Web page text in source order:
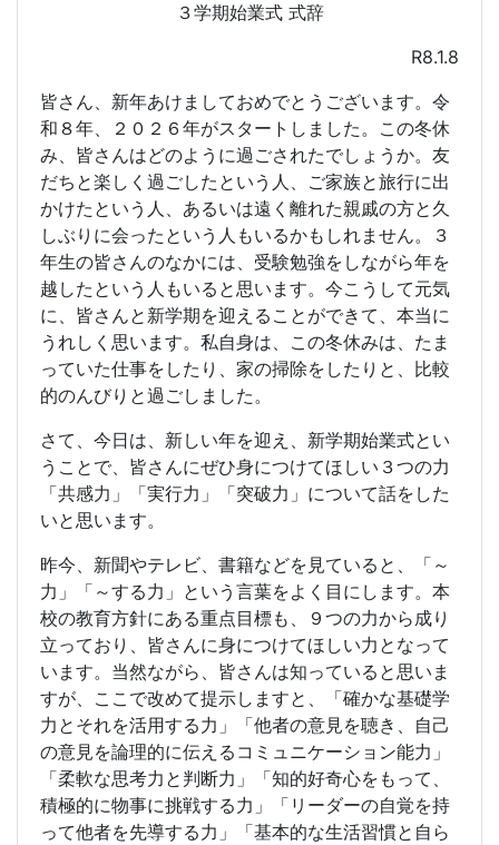
３学期始業式 式辞
R8.1.8
皆さん、新年あけましておめでとうございます。令
和８年、２０２６年がスタートしました。この冬休
み、皆さんはどのように過ごされたでしょうか。友
だちと楽しく過ごしたという人、ご家族と旅行に出
かけたという人、あるいは遠く離れた親戚の方と久
しぶりに会ったという人もいるかもしれません。３
年生の皆さんのなかには、受験勉強をしながら年を
越したという人もいると思います。今こうして元気
に、皆さんと新学期を迎えることができて、本当に
うれしく思います。私自身は、この冬休みは、たま
っていた仕事をしたり、家の掃除をしたりと、比較
的のんびりと過ごしました。
さて、今日は、新しい年を迎え、新学期始業式とい
うことで、皆さんにぜひ身につけてほしい３つの力
「共感力」「実行力」「突破力」について話をした
いと思います。
昨今、新聞やテレビ、書籍などを見ていると、「～
力」「～する力」という言葉をよく目にします。本
校の教育方針にある重点目標も、９つの力から成り
立っており、皆さんに身につけてほしい力となって
います。当然ながら、皆さんは知っていると思いま
すが、ここで改めて提示しますと、「確かな基礎学
力とそれを活用する力」「他者の意見を聴き、自己
の意見を論理的に伝えるコミュニケーション能力」
「柔軟な思考力と判断力」「知的好奇心をもって、
積極的に物事に挑戦する力」「リーダーの自覚を持
って他者を先導する力」「基本的な生活習慣と自ら